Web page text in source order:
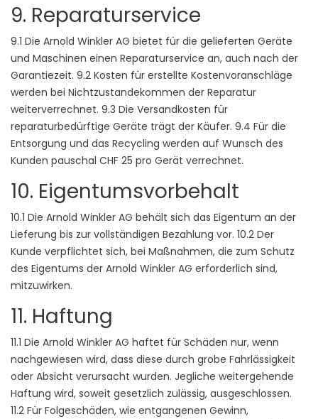
9. Reparaturservice
9.1 Die Arnold Winkler AG bietet für die gelieferten Geräte
und Maschinen einen Reparaturservice an, auch nach der
Garantiezeit. 9.2 Kosten für erstellte Kostenvoranschläge
werden bei Nichtzustandekommen der Reparatur
weiterverrechnet. 9.3 Die Versandkosten für
reparaturbedürftige Geräte trägt der Käufer. 9.4 Für die
Entsorgung und das Recycling werden auf Wunsch des
Kunden pauschal CHF 25 pro Gerät verrechnet.
10. Eigentumsvorbehalt
10.1 Die Arnold Winkler AG behält sich das Eigentum an der
Lieferung bis zur vollständigen Bezahlung vor. 10.2 Der
Kunde verpflichtet sich, bei Maßnahmen, die zum Schutz
des Eigentums der Arnold Winkler AG erforderlich sind,
mitzuwirken.
11. Haftung
11.1 Die Arnold Winkler AG haftet für Schäden nur, wenn
nachgewiesen wird, dass diese durch grobe Fahrlässigkeit
oder Absicht verursacht wurden. Jegliche weitergehende
Haftung wird, soweit gesetzlich zulässig, ausgeschlossen.
11.2 Für Folgeschäden, wie entgangenen Gewinn,